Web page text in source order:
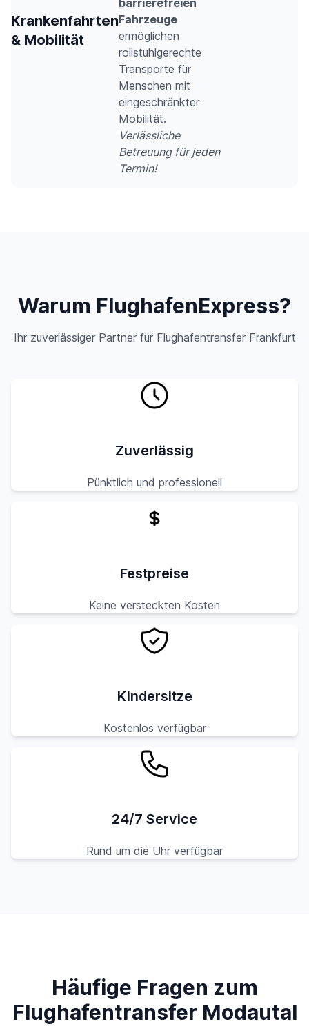
Krankenfahrten
& Mobilität
Fahrzeuge
ermöglichen
rollstuhlgerechte
Transporte für
Menschen mit
eingeschränkter
Mobilität.
Verlässliche
Betreuung für jeden
Termin!
Warum FlughafenExpress?
Ihr zuverlässiger Partner für Flughafentransfer Frankfurt
Zuverlässig
Pünktlich und professionell
Festpreise
Keine versteckten Kosten
Kindersitze
Kostenlos verfügbar
24/7 Service
Rund um die Uhr verfügbar
Häufige Fragen zum
Flughafentransfer Modautal